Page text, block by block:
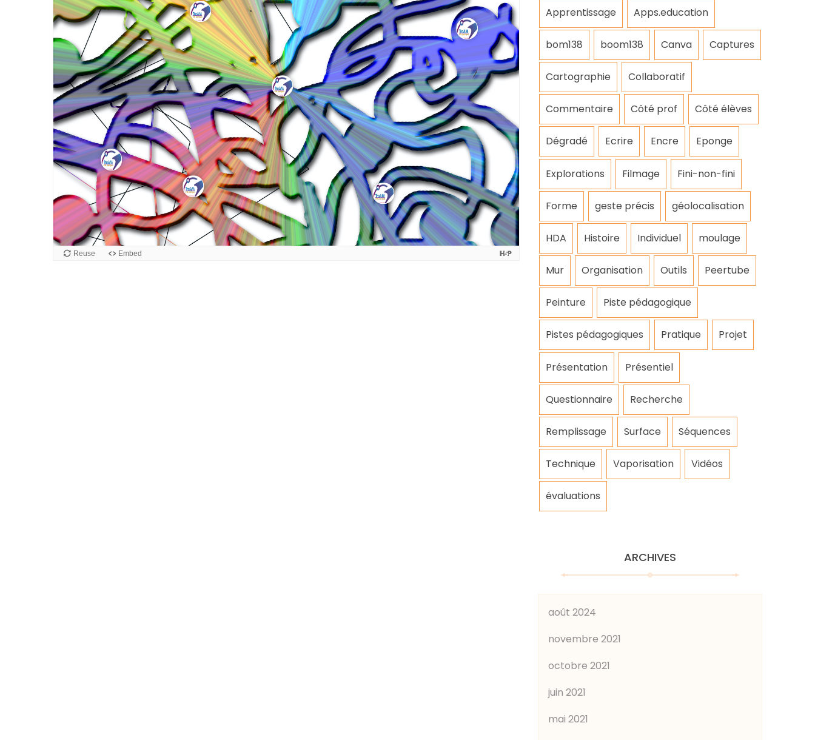
Apprentissage Apps.education
bom138 boom138 Canva Captures
Cartographie Collaboratif
Commentaire Côté prof Côté élèves
Dégradé Ecrire Encre Eponge
Explorations Filmage Fini-non-fini
Forme geste précis géolocalisation
HDA Histoire Individuel moulage
Mur Organisation Outils Peertube
Peinture Piste pédagogique
Pistes pédagogiques Pratique Projet
Présentation Présentiel
Questionnaire Recherche
Remplissage Surface Séquences
Technique Vaporisation Vidéos
évaluations
ARCHIVES
août 2024
novembre 2021
octobre 2021
juin 2021
mai 2021